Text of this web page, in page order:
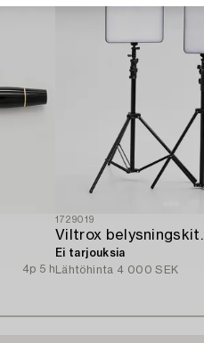
4p 5 h
1729019
Viltrox belysningskit.
Ei tarjouksia
Lähtöhinta 4 000 SEK